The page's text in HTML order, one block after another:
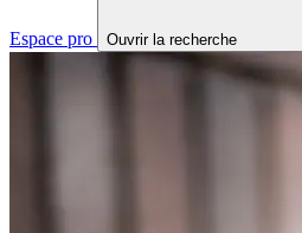
Espace pro Ouvrir la recherche